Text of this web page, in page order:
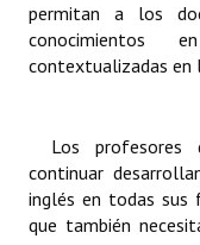
Audiencias Públicas -
Mujeres que
Ciudadano Ilustre -
Banca del Vecino -
permitan a los
contextualizadas en
Los profesores
continuar
inglés en todas sus
que también